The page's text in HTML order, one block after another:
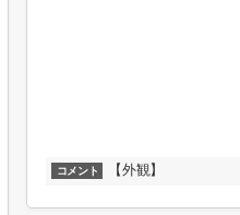
コメント 【外観】